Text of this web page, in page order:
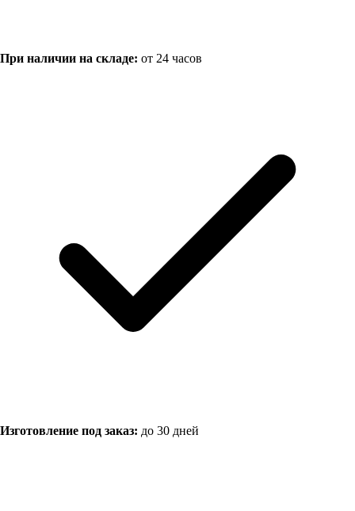
При наличии на складе: от 24 часов
Изготовление под заказ: до 30 дней